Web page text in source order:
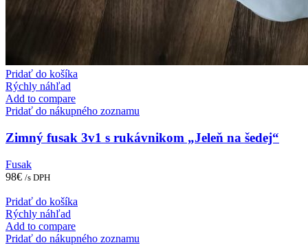
Pridať do košíka
Rýchly náhľad
Add to compare
Pridať do nákupného zoznamu
Zimný fusak 3v1 s rukávnikom „Jeleň na šedej“
Fusak
98€ /s DPH
Pridať do košíka
Rýchly náhľad
Add to compare
Pridať do nákupného zoznamu